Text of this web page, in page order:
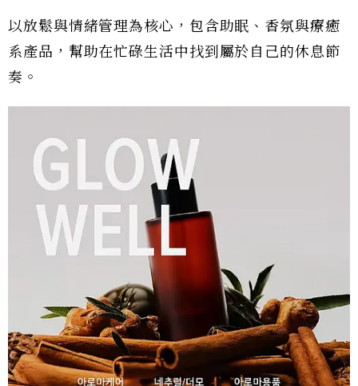
以放鬆與情緒管理為核心，包含助眠、香氛與療癒
系產品，幫助在忙碌生活中找到屬於自己的休息節
奏。